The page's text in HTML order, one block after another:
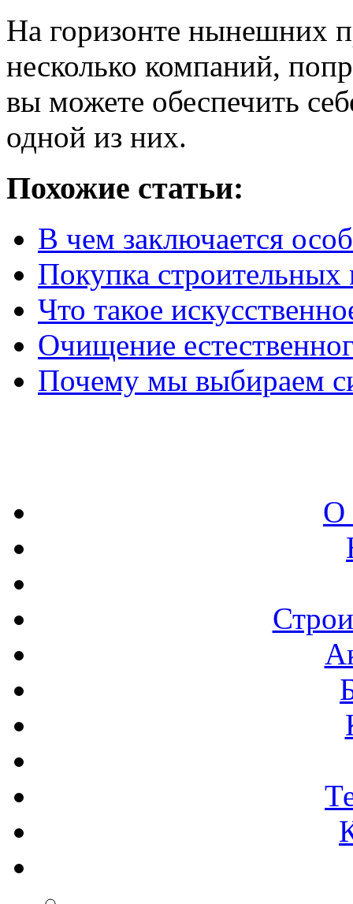
На горизонте нынешних
несколько компаний,
вы можете обеспечить
одной из них.
Похожие статьи:
В чем заключается
Покупка строительных
Что такое
Очищение
Почему мы выбираем
О